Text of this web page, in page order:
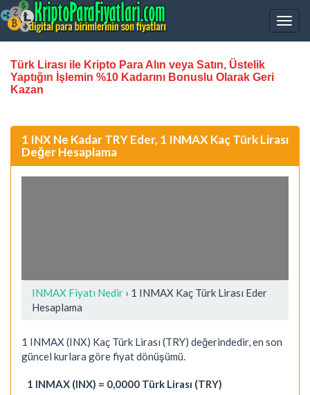
Türk Lirası ile Kripto Para Alın veya Satın, Üstelik
Yaptığın İşlemin %10 Kadarını Bonuslu Olarak Geri
Kazan
1 INX Ne Kadar TRY Eder, 1 INMAX Kaç Türk Lirası
Değer Hesaplama
INMAX Fiyatı Nedir › 1 INMAX Kaç Türk Lirası Eder
Hesaplama
1 INMAX (INX) Kaç Türk Lirası (TRY) değerindedir, en son
güncel kurlara göre fiyat dönüşümü.
1 INMAX (INX) = 0,0000 Türk Lirası (TRY)